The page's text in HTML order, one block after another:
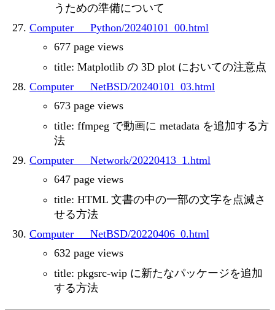
うための準備について
Computer___Python/20240101_00.html
677 page views
title: Matplotlib の 3D plot においての注意点
Computer___NetBSD/20240101_03.html
673 page views
title: ffmpeg で動画に metadata を追加する方
法
Computer___Network/20220413_1.html
647 page views
title: HTML 文書の中の一部の文字を点滅さ
せる方法
Computer___NetBSD/20220406_0.html
632 page views
title: pkgsrc-wip に新たなパッケージを追加
する方法